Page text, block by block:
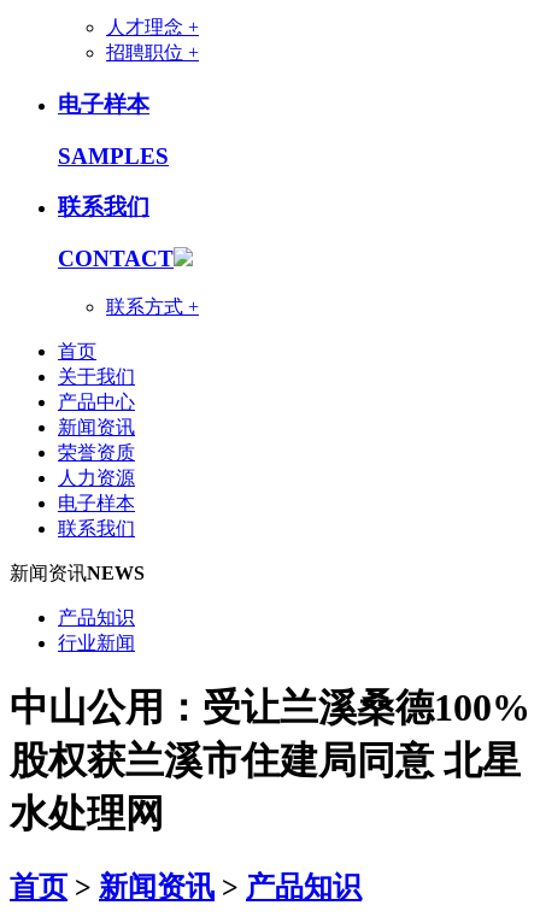
人才理念 +
招聘职位 +
电子样本
SAMPLES
联系我们
CONTACT
联系方式 +
首页
关于我们
产品中心
新闻资讯
荣誉资质
人力资源
电子样本
联系我们
新闻资讯NEWS
产品知识
行业新闻
中山公用：受让兰溪桑德100%
股权获兰溪市住建局同意 北星
水处理网
首页 > 新闻资讯 > 产品知识